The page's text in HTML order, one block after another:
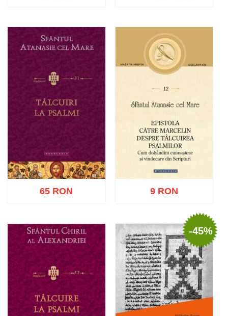
Adaugă în coș Wishlist Adaugă în coș Wishlist
Adaugă în coș Wishlist
65 RON
Adaugă în coș Wishlist
9 RON
-45%